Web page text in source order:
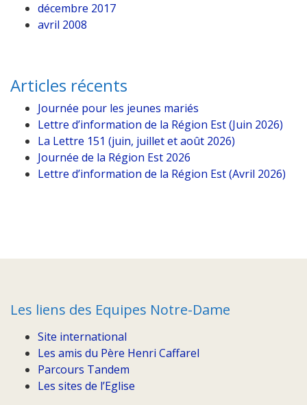
décembre 2017
avril 2008
Articles récents
Journée pour les jeunes mariés
Lettre d’information de la Région Est (Juin 2026)
La Lettre 151 (juin, juillet et août 2026)
Journée de la Région Est 2026
Lettre d’information de la Région Est (Avril 2026)
Les liens des Equipes Notre-Dame
Site international
Les amis du Père Henri Caffarel
Parcours Tandem
Les sites de l’Eglise